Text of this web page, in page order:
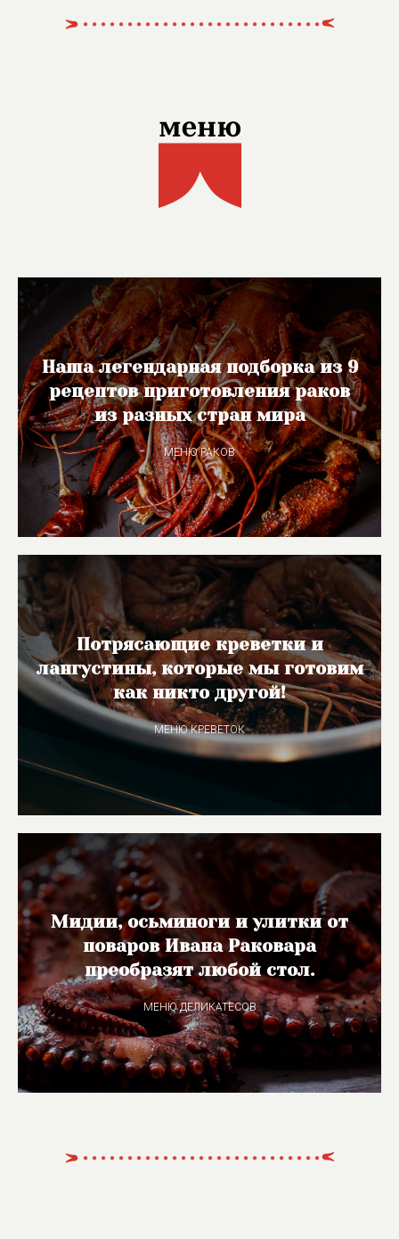
Наша легендарная подборка из 9
рецептов приготовления раков
из разных стран мира
МЕНЮ РАКОВ
Потрясающие креветки и
лангустины, которые мы готовим
как никто другой!
МЕНЮ КРЕВЕТОК
Мидии, осьминоги и улитки от
поваров Ивана Раковара
преобразят любой стол.
МЕНЮ ДЕЛИКАТЕСОВ